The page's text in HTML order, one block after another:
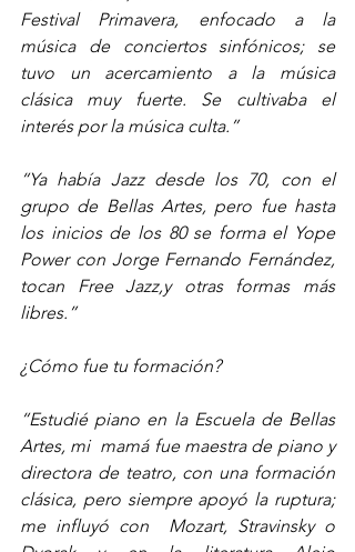
Festival Primavera, enfocado a la
música de conciertos sinfónicos; se
tuvo un acercamiento a la música
clásica muy fuerte. Se cultivaba el
interés por la música culta.”
“Ya había Jazz desde los 70, con el
grupo de Bellas Artes, pero fue hasta
los inicios de los 80 se forma el Yope
Power con Jorge Fernando Fernández,
tocan Free Jazz,y otras formas más
libres.”
¿Cómo fue tu formación?
“Estudié piano en la Escuela de Bellas
Artes, mi  mamá fue maestra de piano y
directora de teatro, con una formación
clásica, pero siempre apoyó la ruptura;
me influyó con  Mozart, Stravinsky o